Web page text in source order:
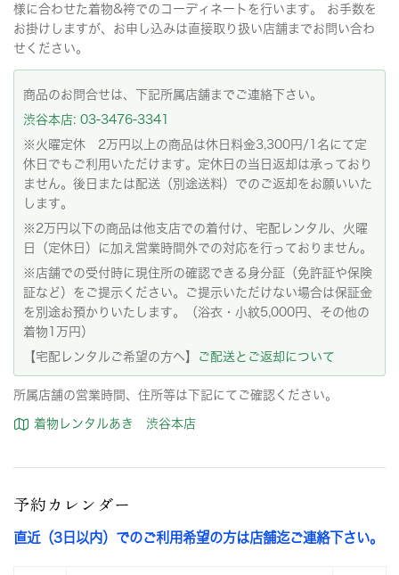
様に合わせた着物&袴でのコーディネートを行います。 お手数を
お掛けしますが、お申し込みは直接取り扱い店舗までお問い合わ
せください。
商品のお問合せは、下記所属店舗までご連絡下さい。
渋谷本店: 03-3476-3341
※火曜定休 2万円以上の商品は休日料金3,300円/1名にて定
休日でもご利用いただけます。定休日の当日返却は承っており
ません。後日または配送（別途送料）でのご返却をお願いいた
します。
※2万円以下の商品は他支店での着付け、宅配レンタル、火曜
日（定休日）に加え営業時間外での対応を行っておりません。
※店舗での受付時に現住所の確認できる身分証（免許証や保険
証など）をご提示ください。ご提示いただけない場合は保証金
を別途お預かりいたします。（浴衣・小紋5,000円、その他の
着物1万円）
【宅配レンタルご希望の方へ】
ご配送とご返却について
所属店舗の営業時間、住所等は下記にてご確認ください。
着物レンタルあき 渋谷本店
予約カレンダー
直近（3日以内）でのご利用希望の方は店舗迄ご連絡下さい。